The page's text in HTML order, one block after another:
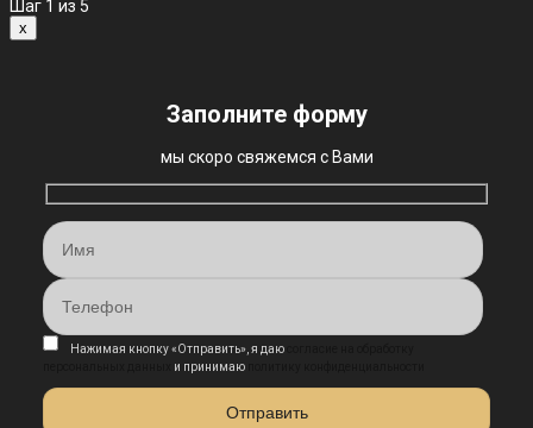
Шаг 1 из 5
x
Заполните форму
мы скоро свяжемся с Вами
Нажимая кнопку «Отправить», я даю
и принимаю